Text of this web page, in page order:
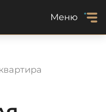
Меню